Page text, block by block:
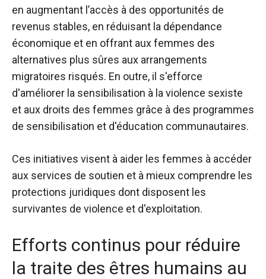
en augmentant l’accès à des opportunités de
revenus stables, en réduisant la dépendance
économique et en offrant aux femmes des
alternatives plus sûres aux arrangements
migratoires risqués. En outre, il s'efforce
d'améliorer la sensibilisation à la violence sexiste
et aux droits des femmes grâce à des programmes
de sensibilisation et d'éducation communautaires.
Ces initiatives visent à aider les femmes à accéder
aux services de soutien et à mieux comprendre les
protections juridiques dont disposent les
survivantes de violence et d'exploitation.
Efforts continus pour réduire
la traite des êtres humains au